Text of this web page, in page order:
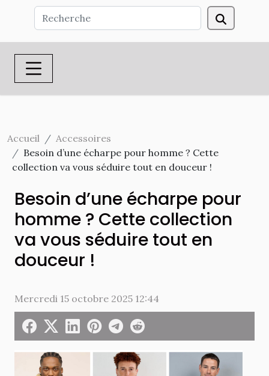
Accueil
Accessoires
Besoin d’une écharpe pour homme ? Cette
collection va vous séduire tout en douceur !
Besoin d’une écharpe pour
homme ? Cette collection
va vous séduire tout en
douceur !
Mercredi 15 octobre 2025 12:44